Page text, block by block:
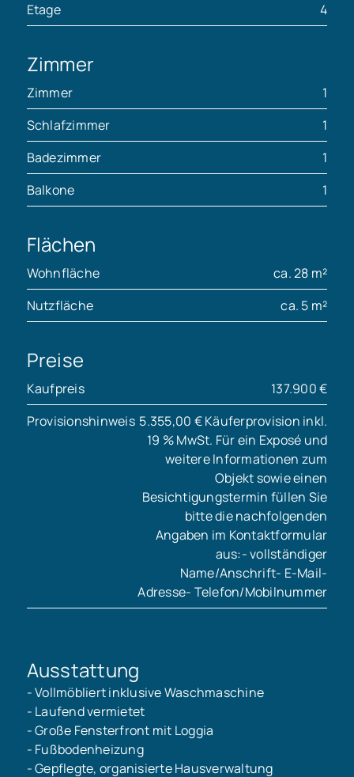
Etage
4
Zimmer
Zimmer
1
Schlafzimmer
1
Badezimmer
1
Balkone
1
Flächen
Wohnfläche
ca. 28 m²
Nutzfläche
ca. 5 m²
Preise
Kaufpreis
137.900 €
Provisionshinweis 5.355,00 € Käuferprovision inkl.
19 % MwSt. Für ein Exposé und
weitere Informationen zum
Objekt sowie einen
Besichtigungstermin füllen Sie
bitte die nachfolgenden
Angaben im Kontaktformular
aus:- vollständiger
Name/Anschrift- E-Mail-
Adresse- Telefon/Mobilnummer
Ausstattung
- Vollmöbliert inklusive Waschmaschine
- Laufend vermietet
- Große Fensterfront mit Loggia
- Fußbodenheizung
- Gepflegte, organisierte Hausverwaltung